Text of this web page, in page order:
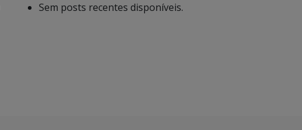
Sem posts recentes disponíveis.